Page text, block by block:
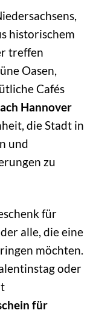
historischem
treffen
Oasen,
Cafés
Hannover
die Stadt in
und
zu
für
alle, die eine
möchten.
oder
für